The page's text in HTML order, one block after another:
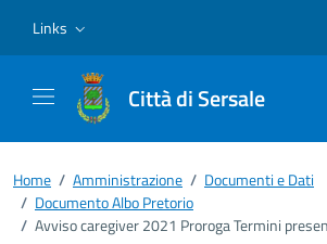
Links
Città di Sersale
Home / Amministrazione / Documenti e Dati
/ Documento Albo Pretorio
/ Avviso caregiver 2021 Proroga Termini